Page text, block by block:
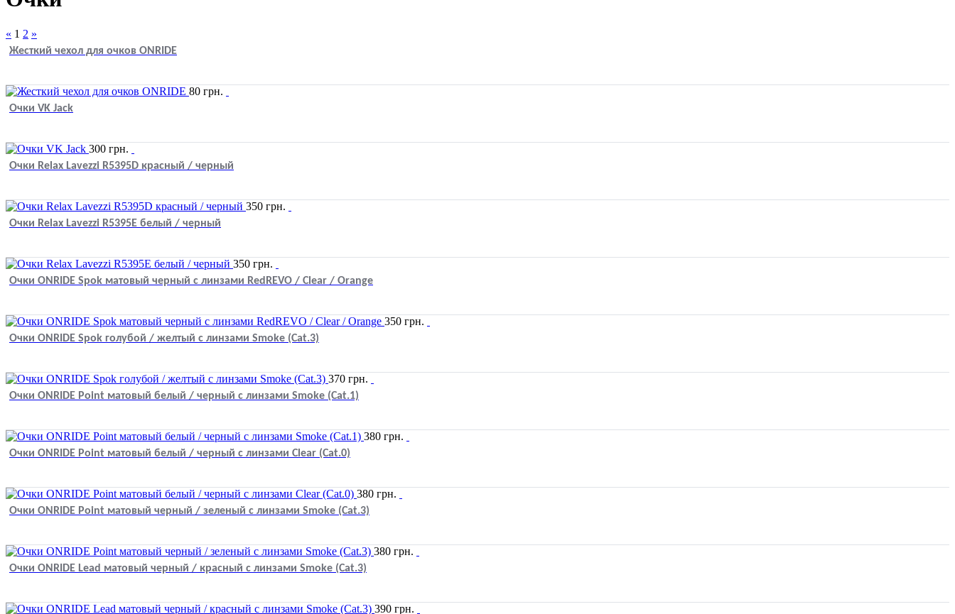
« 1 2 »
Жесткий чехол для очков ONRIDE
80 грн.
Очки VK Jack
300 грн.
Очки Relax Lavezzi R5395D красный / черный
350 грн.
Очки Relax Lavezzi R5395E белый / черный
350 грн.
Очки ONRIDE Spok матовый черный с линзами RedREVO / Clear / Orange
350 грн.
Очки ONRIDE Spok голубой / желтый с линзами Smoke (Cat.3)
370 грн.
Очки ONRIDE Point матовый белый / черный с линзами Smoke (Cat.1)
380 грн.
Очки ONRIDE Point матовый белый / черный с линзами Clear (Cat.0)
380 грн.
Очки ONRIDE Point матовый черный / зеленый с линзами Smoke (Cat.3)
380 грн.
Очки ONRIDE Lead матовый черный / красный с линзами Smoke (Cat.3)
390 грн.